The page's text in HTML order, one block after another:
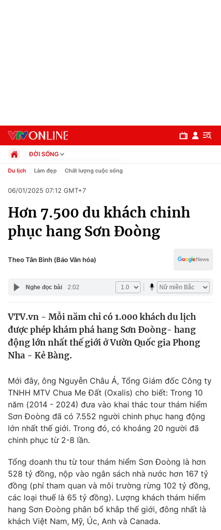
Chuyên mục
Chính trị
Pháp luật
Thế giới
Tin tức
Thế giới đó đây
Câu chuyện quốc tế
Tài chính
Thị trường
Góc doanh nghiệp
Dữ liệu và đời sống
Truyền hình
Phim VTV
Hậu trường
Nhân vật
Khán giả
Giải sao mai
Điện ảnh
Âm nhạc
Sao
Đời sống
Du lịch
Làm đẹp
Giáo dục
ĐỜI SỐNG
Chính trị
Pháp luật
Kinh tế
Thể thao
Truyền hình
Y tế
Công nghệ
Du lịch Làm đẹp Chất lượng cuộc sống
06/01/2025 07:12 GMT+7
Hơn 7.500 du khách chinh
phục hang Sơn Đoòng
Theo Tân Bình (Báo Văn hóa)
Nghe đọc bài 2:02
VTV.vn - Mỗi năm chỉ có 1.000 khách du lịch
được phép khám phá hang Sơn Đoòng- hang
động lớn nhất thế giới ở Vườn Quốc gia Phong
Nha - Kẻ Bàng.
Mới đây, ông Nguyễn Châu Á, Tổng Giám đốc Công ty
TNHH MTV Chua Me Đất (Oxalis) cho biết: Trong 10
năm (2014 - 2024) đưa vào khai thác tour thám hiểm
Sơn Đoòng đã có 7.552 người chinh phục hang động
lớn nhất thế giới. Trong đó, có khoảng 20 người đã
chinh phục từ 2-8 lần.
Tổng doanh thu từ tour thám hiểm Sơn Đoòng là hơn
528 tỷ đồng, nộp vào ngân sách nhà nước hơn 167 tỷ
đồng (phí tham quan và môi trường rừng 102 tỷ đồng,
các loại thuế là 65 tỷ đồng). Lượng khách thám hiểm
hang Sơn Đoòng phân bổ khắp thế giới, đông nhất là
khách Việt Nam, Mỹ, Úc, Anh và Canada.